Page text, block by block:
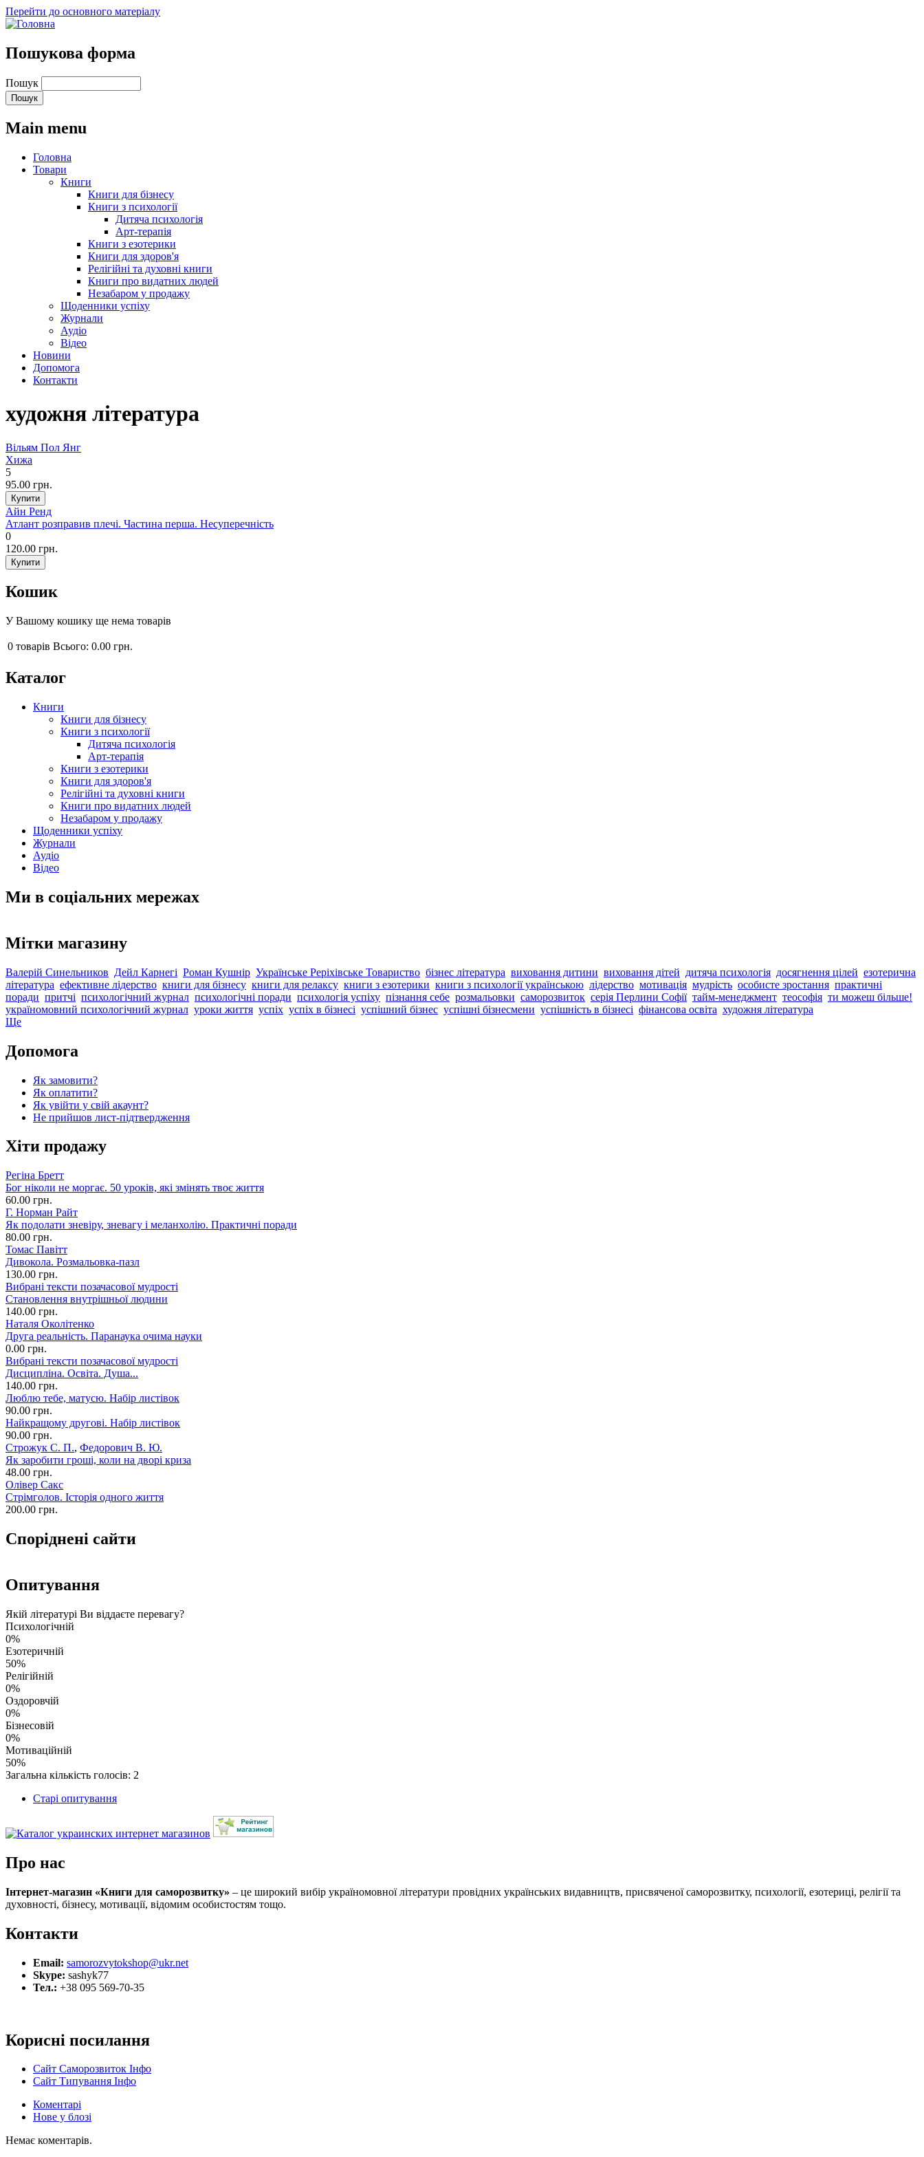
Перейти до основного матеріалу
Пошукова форма
Пошук
Main menu
Головна
Товари
Книги
Книги для бізнесу
Книги з психології
Дитяча психологія
Арт-терапія
Книги з езотерики
Книги для здоров'я
Релігійні та духовні книги
Книги про видатних людей
Незабаром у продажу
Щоденники успіху
Журнали
Аудіо
Відео
Новини
Допомога
Контакти
художня література
Вільям Пол Янг
Хижа
5
95.00 грн.
Айн Ренд
Атлант розправив плечі. Частина перша. Несуперечність
0
120.00 грн.
Кошик
У Вашому кошику ще нема товарів
0 товарів Всього: 0.00 грн.
Каталог
Книги
Книги для бізнесу
Книги з психології
Дитяча психологія
Арт-терапія
Книги з езотерики
Книги для здоров'я
Релігійні та духовні книги
Книги про видатних людей
Незабаром у продажу
Щоденники успіху
Журнали
Аудіо
Відео
Ми в соціальних мережах
Мітки магазину
Валерій Синельников Дейл Карнегі Роман Кушнір Українське Реріхівське Товариство бізнес література виховання дитини виховання дітей дитяча психологія досягнення цілей езотерична
література ефективне лідерство книги для бізнесу книги для релаксу книги з езотерики книги з психології українською лідерство мотивація мудрість особисте зростання практичні
поради притчі психологічний журнал психологічні поради психологія успіху пізнання себе розмальовки саморозвиток серія Перлини Софії тайм-менеджмент теософія ти можеш більше!
україномовний психологічний журнал уроки життя успіх успіх в бізнесі успішний бізнес успішні бізнесмени успішність в бізнесі фінансова освіта художня література
Ще
Допомога
Як замовити?
Як оплатити?
Як увійти у свій акаунт?
Не прийшов лист-підтвердження
Хіти продажу
Регіна Бретт
Бог ніколи не моргає. 50 уроків, які змінять твоє життя
60.00 грн.
Г. Норман Райт
Як подолати зневіру, зневагу і меланхолію. Практичні поради
80.00 грн.
Томас Павітт
Дивокола. Розмальовка-пазл
130.00 грн.
Вибрані тексти позачасової мудрості
Становлення внутрішньої людини
140.00 грн.
Наталя Околітенко
Друга реальність. Паранаука очима науки
0.00 грн.
Вибрані тексти позачасової мудрості
Дисципліна. Освіта. Душа...
140.00 грн.
Люблю тебе, матусю. Набір листівок
90.00 грн.
Найкращому другові. Набір листівок
90.00 грн.
Строжук С. П., Федорович В. Ю.
Як заробити гроші, коли на дворі криза
48.00 грн.
Олівер Сакс
Стрімголов. Історія одного життя
200.00 грн.
Споріднені сайти
Опитування
Якій літературі Ви віддаєте перевагу?
Психологічній
0%
Езотеричній
50%
Релігійній
0%
Оздоровчій
0%
Бізнесовій
0%
Мотиваційній
50%
Загальна кількість голосів: 2
Старі опитування
Про нас
Інтернет-магазин «Книги для саморозвитку» – це широкий вибір україномовної літератури провідних українських видавництв, присвяченої саморозвитку, психології, езотериці, релігії та
духовності, бізнесу, мотивації, відомим особистостям тощо.
Контакти
Email: samorozvytokshop@ukr.net
Skype: sashyk77
Тел.: +38 095 569-70-35
Корисні посилання
Сайт Саморозвиток Інфо
Сайт Типування Інфо
Коментарі
Нове у блозі
Немає коментарів.